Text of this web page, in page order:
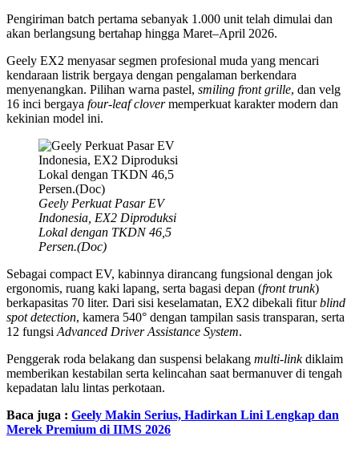
Pengiriman batch pertama sebanyak 1.000 unit telah dimulai dan
akan berlangsung bertahap hingga Maret–April 2026.
Geely EX2 menyasar segmen profesional muda yang mencari
kendaraan listrik bergaya dengan pengalaman berkendara
menyenangkan. Pilihan warna pastel, smiling front grille, dan velg
16 inci bergaya four-leaf clovermemperkuat karakter modern dan
kekinian model ini.
Geely Perkuat Pasar EV
Indonesia, EX2 Diproduksi
Lokal dengan TKDN 46,5
Persen.(Doc)
Sebagai compact EV, kabinnya dirancang fungsional dengan jok
ergonomis, ruang kaki lapang, serta bagasi depan (front trunk)
berkapasitas 70 liter. Dari sisi keselamatan, EX2 dibekali fiturblind
spot detection, kamera 540° dengan tampilan sasis transparan, serta
12 fungsi Advanced Driver Assistance System.
Penggerak roda belakang dan suspensi belakang multi-linkdiklaim
memberikan kestabilan serta kelincahan saat bermanuver di tengah
kepadatan lalu lintas perkotaan.
Baca juga : Geely Makin Serius, Hadirkan Lini Lengkap dan
Merek Premium di IIMS 2026